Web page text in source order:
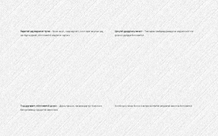
Яаралтай үед мэдээлэл түгээх– Галын аюул, газар хөдлөлт, осол зэрэг аюулын үед
хүн бүрт шуурхай, ойлгомжтой мэдээлэл хүргэнэ.
Цэгцтэй удирдлага, хяналт– Төвлөрсөн самбараар дамжуулан мэдээллийг нэг
дороос удирдах боломжтой.
Тод дуугаралт, ойлгомжтой дохио– Дууны түвшин, чанар өндөр тул томоохон
байгууламжид ч үр дүнтэй ажиллана.
Холбогдох галын болон нэвтрэх системтэй уялдаатай ажиллах боломжтой